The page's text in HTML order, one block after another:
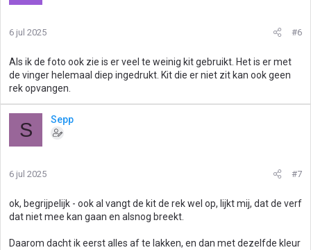
6 jul 2025 #6
Als ik de foto ook zie is er veel te weinig kit gebruikt. Het is er met
de vinger helemaal diep ingedrukt. Kit die er niet zit kan ook geen
rek opvangen.
S Sepp
6 jul 2025 #7
ok, begrijpelijk - ook al vangt de kit de rek wel op, lijkt mij, dat de verf
dat niet mee kan gaan en alsnog breekt.
Daarom dacht ik eerst alles af te lakken, en dan met dezelfde kleur